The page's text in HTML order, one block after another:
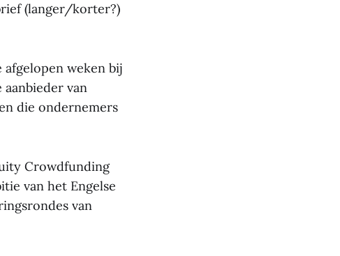
(langer/korter?)
weken bij
van
die ondernemers
Crowdfunding
van het Engelse
van